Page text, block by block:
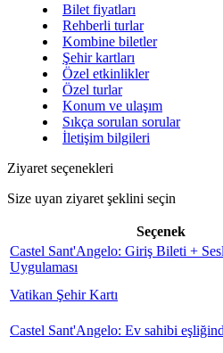
Bilet fiyatları
Rehberli turlar
Kombine biletler
Şehir kartları
Özel etkinlikler
Özel turlar
Konum ve ulaşım
Sıkça sorulan sorular
İletişim bilgileri
Ziyaret seçenekleri
Size uyan ziyaret şeklini seçin
Seçenek
Castel Sant'Angelo: Giriş Bileti +
Uygulaması
Vatikan Şehir Kartı
Castel Sant'Angelo: Ev sahibi